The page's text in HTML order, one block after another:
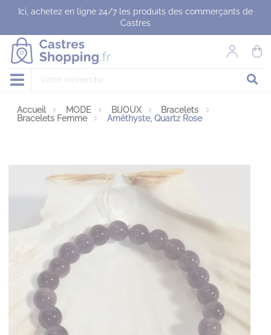
Ici, achetez en ligne 24/7 les produits des commerçants de
Castres
Accueil MODE BIJOUX
Bracelets
Bracelets Femme
Améthyste, Quartz Rose
Panneau de gestion des cookies